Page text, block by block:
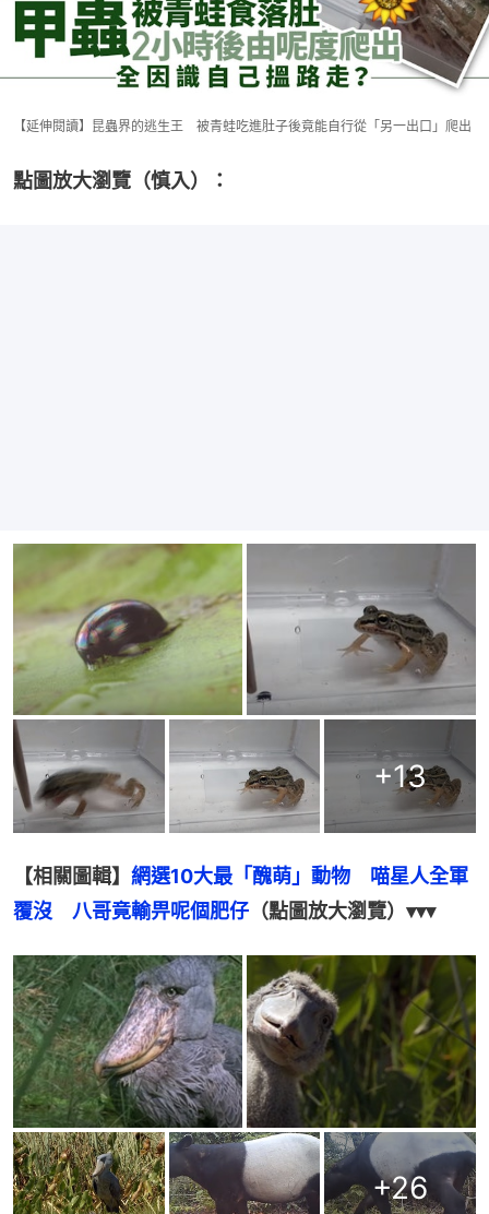
【延伸閱讀】昆蟲界的逃生王 被青蛙吃進肚子後竟能自行從「另一出口」爬出
點圖放大瀏覽（慎入）：
+13
【相關圖輯】 網選10大最「醜萌」動物　喵星人全軍
覆沒　八哥竟輸畀呢個肥仔 （點圖放大瀏覽）▾▾▾
+26